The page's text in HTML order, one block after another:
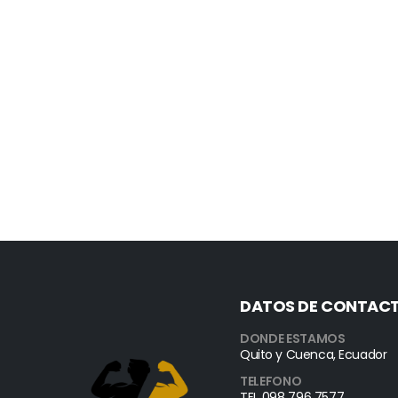
DATOS DE
DONDE ESTAMOS
Quito y Cuenca, Ecuador
TELEFONO